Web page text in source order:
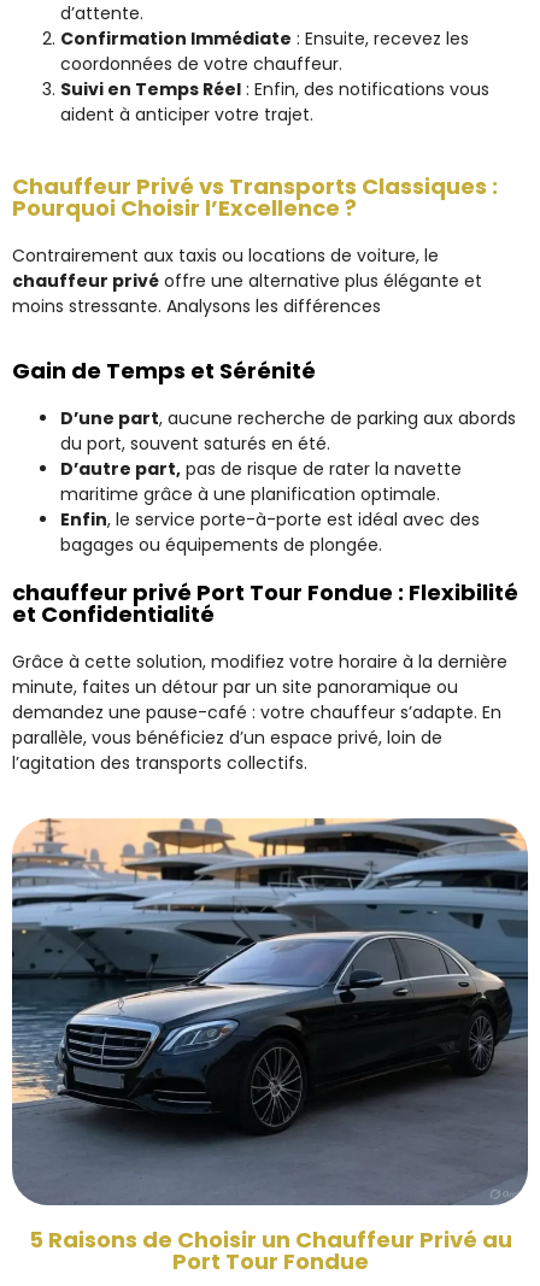
d’attente.
Confirmation Immédiate : Ensuite, recevez les
coordonnées de votre chauffeur.
Suivi en Temps Réel : Enfin, des notifications vous
aident à anticiper votre trajet.
Chauffeur Privé vs Transports Classiques :
Pourquoi Choisir l’Excellence ?
Contrairement aux taxis ou locations de voiture, le
chauffeur privé offre une alternative plus élégante et
moins stressante. Analysons les différences
Gain de Temps et Sérénité
D’une part, aucune recherche de parking aux abords
du port, souvent saturés en été.
D’autre part, pas de risque de rater la navette
maritime grâce à une planification optimale.
Enfin, le service porte-à-porte est idéal avec des
bagages ou équipements de plongée.
chauffeur privé Port Tour Fondue : Flexibilité
et Confidentialité
Grâce à cette solution, modifiez votre horaire à la dernière
minute, faites un détour par un site panoramique ou
demandez une pause-café : votre chauffeur s’adapte. En
parallèle, vous bénéficiez d’un espace privé, loin de
l’agitation des transports collectifs.
5 Raisons de Choisir un Chauffeur Privé au
Port Tour Fondue